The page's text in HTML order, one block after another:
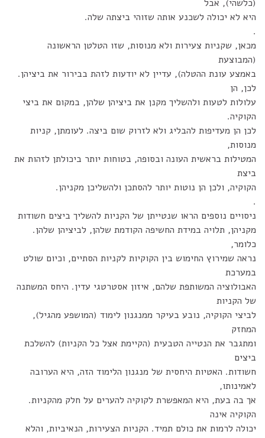
(כלשהי), אבל
היא לא יכולה לשכנע אותה שזוהי ביצתה שלה.
.
מכאן, שקניות צעירות ולא מנוסות, שזו הטלטן הראשונה
(המבוצעת
באמצע עונת ההטלה), עדיין לא יודעות לזהת בבירור את ביציהן.
לכן, הן
עלולות לטעות ולהשליך מקנן את ביציהן שלהן, במקום את ביצי
הקוקיה.
לכן הן מעדיפות להבליג ולא לזרוק שום ביצה. לעומתן, קניות
מנוסות,
המטילות בראשית העונה ובסופה, בטוחות יותר ביכולתן לזהות את
ביצת
הקוקיה, ולכן הן נוטות יותר להסתכן ולהשליכן מקניהן.
.
ניסויים נוספים הראו שנטייתן של הקניות להשליך ביצים חשודות
מקניהן, תלויה במידת החשיפה הקודמת שלהן, לביציהן שלהן.
כלומר,
נראה שמירוץ החימוש בין הקוקיות לקניות הסתיים, וכיום שולט
במערכת
האבולוציה המשותפת שלהם, איזון אסטרטגי עדין. היחס המשתנה
של הקניות
לביצי הקוקיה, נובע בעיקר ממנגנון לימוד (המושפע מהגיל),
המחזק
ומתגבר את הנטייה הטבעית (הקיימת אצל כל הקניות) להשלכת
ביצים
חשודות. האטיות היחסית של מנגנון הלימוד הזה, היא הערובה
לאמינותו,
אך בה בעת, היא המאפשרת לקוקיה להערים על חלק מהקניות.
הקוקיה אינה
יכולה לרמות את כולם תמיד. הקניות הצעירות, הנאיביות, והלא